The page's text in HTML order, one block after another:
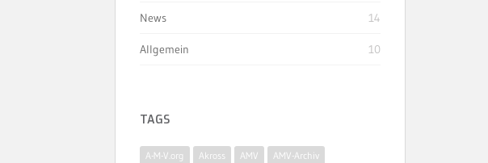
News 14
Allgemein 10
TAGS
A-M-V.org Akross AMV
AMV-Archiv